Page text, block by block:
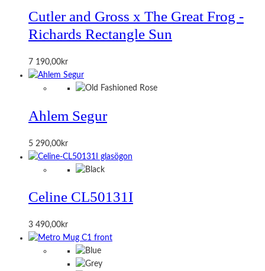
Cutler and Gross x The Great Frog -
Richards Rectangle Sun
7 190,00kr
Ahlem Segur
5 290,00kr
Celine CL50131I
3 490,00kr